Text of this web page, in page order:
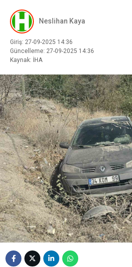
Neslihan Kaya
Giriş: 27-09-2025 14:36
Güncelleme: 27-09-2025 14:36
Kaynak: İHA